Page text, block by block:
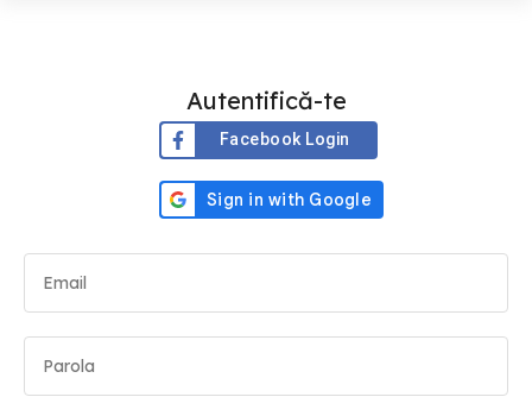
Autentifică-te
Facebook Login